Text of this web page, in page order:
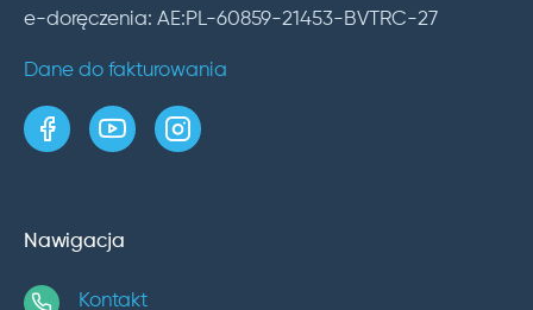
e-doręczenia: AE:PL-60859-21453-BVTRC-27
Dane do fakturowania
strona w serwisie Facebook
kanał w serwisie YouTube
profil w serwisie Instagram
Nawigacja
Kontakt